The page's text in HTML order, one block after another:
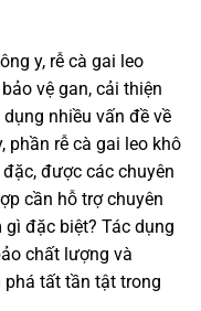
y, rễ cà gai leo
vệ gan, cải thiện
nhiều vấn đề về
phần rễ cà gai leo khô
được các chuyên
cần hỗ trợ chuyên
đặc biệt? Tác dụng
chất lượng và
phá tất tần tật trong